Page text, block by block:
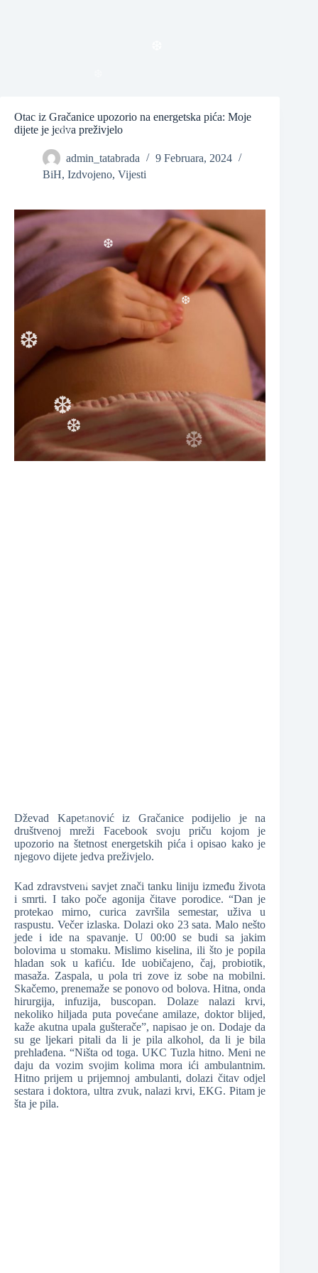
Otac iz Gračanice upozorio na energetska pića: Moje
dijete je jedva preživjelo
admin_tatabrada
9 Februara, 2024
BiH, Izdvojeno, Vijesti
Dževad Kapetanović iz Gračanice podijelio je na
društvenoj mreži Facebook svoju priču kojom je
upozorio na štetnost energetskih pića i opisao kako je
njegovo dijete jedva preživjelo.
Kad zdravstveni savjet znači tanku liniju između života
i smrti. I tako poče agonija čitave porodice. “Dan je
protekao mirno, curica završila semestar, uživa u
raspustu. Večer izlaska. Dolazi oko 23 sata. Malo nešto
jede i ide na spavanje. U 00:00 se budi sa jakim
bolovima u stomaku. Mislimo kiselina, ili što je popila
hladan sok u kafiću. Ide uobičajeno, čaj, probiotik,
masaža. Zaspala, u pola tri zove iz sobe na mobilni.
Skačemo, prenemaže se ponovo od bolova. Hitna, onda
hirurgija, infuzija, buscopan. Dolaze nalazi krvi,
nekoliko hiljada puta povećane amilaze, doktor blijed,
kaže akutna upala gušterače”, napisao je on. Dodaje da
su ge ljekari pitali da li je pila alkohol, da li je bila
prehlađena. “Ništa od toga. UKC Tuzla hitno. Meni ne
daju da vozim svojim kolima mora ići ambulantnim.
Hitno prijem u prijemnoj ambulanti, dolazi čitav odjel
sestara i doktora, ultra zvuk, nalazi krvi, EKG. Pitam je
šta je pila.
❆
❆
❆
❆
❆
❆
❆
❆
❆
❆